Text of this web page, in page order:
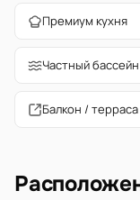
Премиум кухня
Частный бассейн
Балкон / терраса